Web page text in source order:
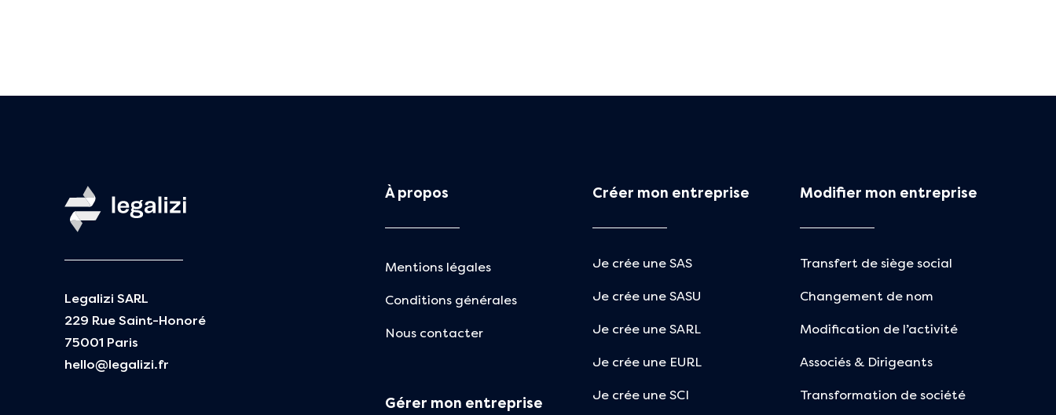
Legalizi SARL
229 Rue Saint-Honoré
75001 Paris
hello@legalizi.fr
À propos
Mentions légales
Conditions générales
Nous contacter
Gérer mon entreprise
Créer mon entreprise
Je crée une SAS
Je crée une SASU
Je crée une SARL
Je crée une EURL
Je crée une SCI
Modifier mon entreprise
Transfert de siège social
Changement de nom
Modification de l’activité
Associés & Dirigeants
Transformation de société